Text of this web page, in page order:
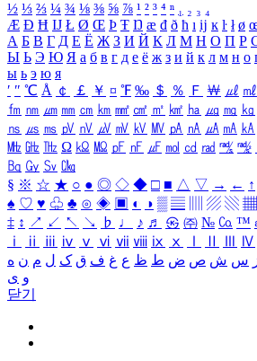
½ ⅓ ⅔ ¼ ¾ ⅛ ⅜ ⅝ ⅞ ¹ ² ³ ⁴ ⁿ ₁ ₂ ₃ ₄
Æ Ð Ħ Ĳ Ł Ø Œ Þ Ŧ Ŋ æ đ ð ħ ı ĳ ĸ ŀ ł ø
А Б В Г Д Е Ё Ж З И Й К Л М Н О П Р
Ы Ь Э Ю Я а б в г д е ё ж з и й к л м н о
ы ь э ю я
′ ″ ℃ Å ￠ ￡ ￥ ¤ ℉ ‰ ＄ ％ Ｆ ￦ ㎕ ㎖
㎙ ㎚ ㎛ ㎜ ㎝ ㎞ ㎟ ㎠ ㎡ ㎢ ㏊ ㎍ ㎎ ㎏
㎱ ㎲ ㎳ ㎴ ㎵ ㎶ ㎷ ㎸ ㎹ ㎀ ㎁ ㎂ ㎃ ㎄
㎒ ㎓ ㎔ Ω ㏀ ㏁ ㎊ ㎋ ㎌ ㏖ ㏅ ㎭ ㎮ ㎯
㏃ ㏉ ㏜ ㏆
§ ※ ☆ ★ ○ ● ◎ ◇ ◆ □ ■ △ ▽ → ← ↑
♠ ♡ ♥ ♧ ♣ ⊙ ◈ ▣ ◐ ◑ ▒ ▤ ▨ ▧ ▦
‡ ↕ ↗ ↙ ↖ ↘ ♭ ♩ ♪ ♬ ㉿ ㈜ № ㏇ ™
ⅰ
ⅱ ⅲ ⅳ ⅴ ⅵ ⅶ ⅷ ⅸ ⅹ Ⅳ
س ش ص ض ط ظ ع غ ف ق ک ل م ن ه
و ی
닫기